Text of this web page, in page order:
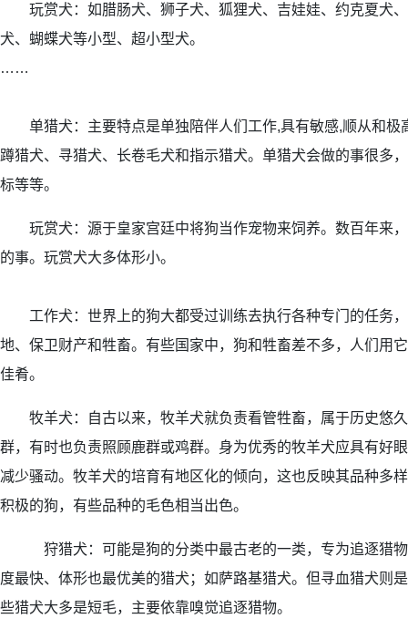
玩赏犬：如腊肠犬、狮子犬、狐狸犬、吉娃娃、约克夏犬、
犬、蝴蝶犬等小型、超小型犬。
……
单猎犬：主要特点是单独陪伴人们工作,具有敏感,顺从和极
蹲猎犬、寻猎犬、长卷毛犬和指示猎犬。单猎犬会做的事很多
标等等。
玩赏犬：源于皇家宫廷中将狗当作宠物来饲养。数百年来，
的事。玩赏犬大多体形小。
工作犬：世界上的狗大都受过训练去执行各种专门的任务，
地、保卫财产和牲畜。有些国家中，狗和牲畜差不多，人们用
佳肴。
牧羊犬：自古以来，牧羊犬就负责看管牲畜，属于历史悠久
群，有时也负责照顾鹿群或鸡群。身为优秀的牧羊犬应具有好
减少骚动。牧羊犬的培育有地区化的倾向，这也反映其品种多
积极的狗，有些品种的毛色相当出色。
狩猎犬：可能是狗的分类中最古老的一类，专为追逐猎物
度最快、体形也最优美的猎犬；如萨路基猎犬。但寻血猎犬则
些猎犬大多是短毛，主要依靠嗅觉追逐猎物。